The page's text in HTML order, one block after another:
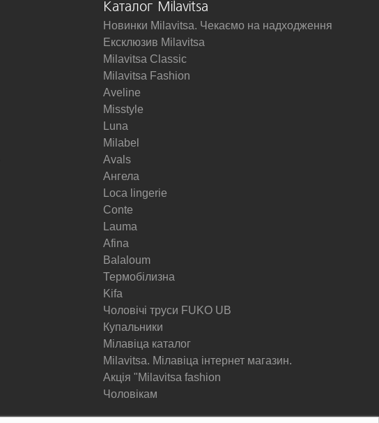
Каталог Milavitsa
Новинки Milavitsa. Чекаємо на надходження
Ексклюзив Milavitsa
Milavitsa Classic
Milavitsa Fashion
Aveline
Misstyle
Luna
Milabel
Avals
Ангела
Loca lingerie
Conte
Lauma
Afina
Balaloum
Термобілизна
Kifa
Чоловічі труси FUKO UB
Купальники
Мілавіца каталог
Milavitsa. Мілавіца інтернет магазин.
Акція "Milavitsa fashion
Чоловікам